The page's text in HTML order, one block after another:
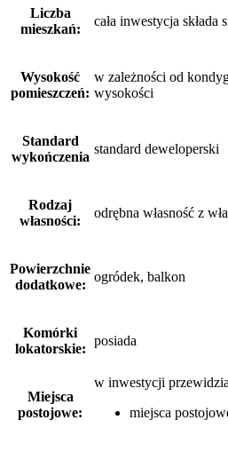
Liczba
mieszkań:
cała inwestycja
Wysokość
pomieszczeń:
w zależności od
wysokości
Standard
wykończenia
standard deweloperski
Rodzaj
własności:
odrębna własność z
Powierzchnie
dodatkowe:
ogródek, balkon
Komórki
lokatorskie:
posiada
Miejsca
postojowe:
w inwestycji
miejsca